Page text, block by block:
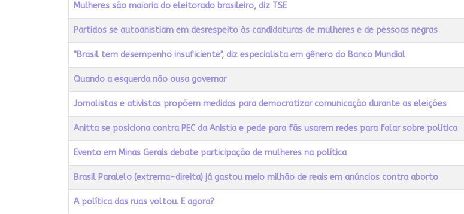
Mulheres são maioria do eleitorado brasileiro, diz TSE
Partidos se autoanistiam em desrespeito às candidaturas de mulheres e de pessoas negras
"Brasil tem desempenho insuficiente", diz especialista em gênero do Banco Mundial
Quando a esquerda não ousa governar
Jornalistas e ativistas propõem medidas para democratizar comunicação durante as eleições
Anitta se posiciona contra PEC da Anistia e pede para fãs usarem redes para falar sobre política
Evento em Minas Gerais debate participação de mulheres na política
Brasil Paralelo (extrema-direita) já gastou meio milhão de reais em anúncios contra aborto
A política das ruas voltou. E agora?